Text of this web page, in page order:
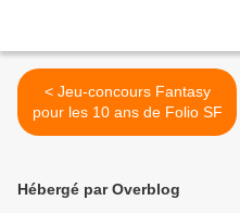
< Jeu-concours Fantasy
pour les 10 ans de Folio SF
Hébergé par Overblog